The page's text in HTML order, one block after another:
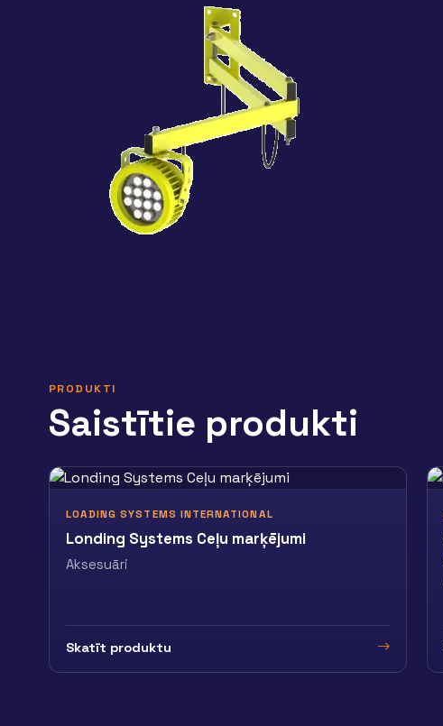
PRODUKTI
Saistītie produkti
LOADING SYSTEMS INTERNATIONAL
Londing Systems Ceļu marķējumi
Aksesuāri
Skatīt produktu